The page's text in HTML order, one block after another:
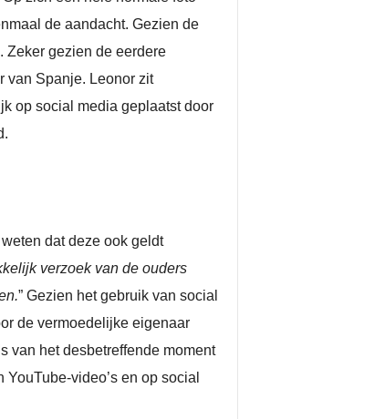
de aandacht. Gezien de
Zeker gezien de eerdere
van Spanje. Leonor zit
op social media geplaatst door
dat deze ook geldt
verzoek van de ouders
” Gezien het gebruik van social
de vermoedelijke eigenaar
van het desbetreffende moment
video’s en op social